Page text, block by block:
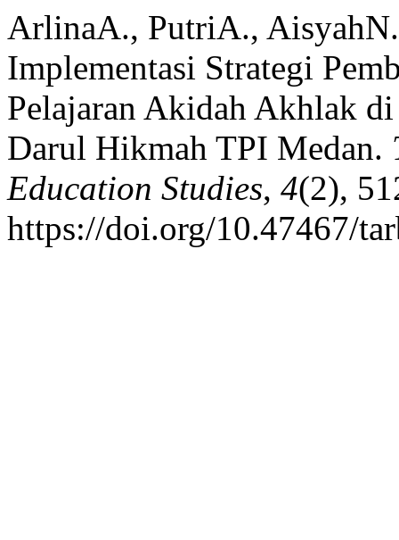
ArlinaA., PutriA.,
Implementasi Strategi
Pelajaran Akidah Akhlak
Darul Hikmah TPI Medan.
Education Studies, 4(2),
https://doi.org/10.47467/